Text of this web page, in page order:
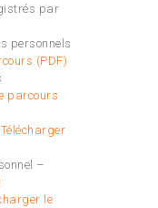
par
personnels
(PDF)
parcours
Télécharger
–
le